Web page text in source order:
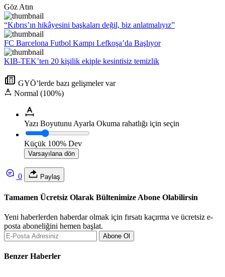
Göz Atın
“Kıbrıs’ın hikâyesini başkaları değil, biz anlatmalıyız”
FC Barcelona Futbol Kampı Lefkoşa’da Başlıyor
KIB-TEK’ten 20 kişilik ekiple kesintisiz temizlik
GYÖ’lerde bazı gelişmeler var
Normal (100%)
Yazı Boyutunu Ayarla Okuma rahatlığı için seçin
Küçük 100% Dev
Varsayılana dön
0 Paylaş
Tamamen Ücretsiz Olarak Bültenimize Abone Olabilirsin
Yeni haberlerden haberdar olmak için fırsatı kaçırma ve ücretsiz e-
posta aboneliğini hemen başlat.
Abone Ol
Benzer Haberler